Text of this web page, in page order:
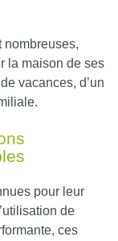
nombreuses,
la maison de ses
vacances, d’un
pour leur
de
ces